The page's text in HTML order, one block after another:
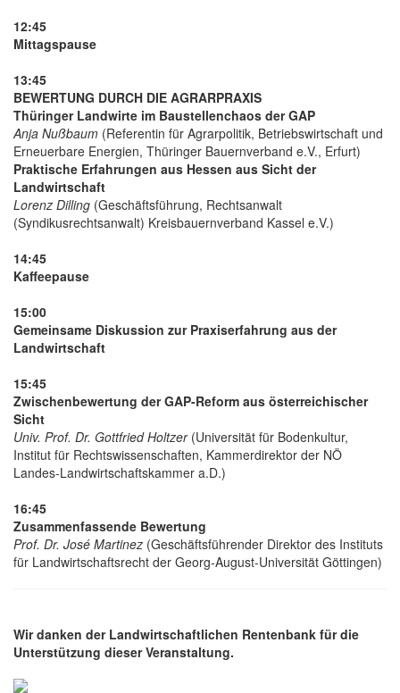
12:45
Mittagspause
13:45
BEWERTUNG DURCH DIE AGRARPRAXIS
Thüringer Landwirte im Baustellenchaos der GAP
Anja Nußbaum (Referentin für Agrarpolitik, Betriebswirtschaft und
Erneuerbare Energien, Thüringer Bauernverband e.V., Erfurt)
Praktische Erfahrungen aus Hessen aus Sicht der
Landwirtschaft
Lorenz Dilling (Geschäftsführung, Rechtsanwalt
(Syndikusrechtsanwalt) Kreisbauernverband Kassel e.V.)
14:45
Kaffeepause
15:00
Gemeinsame Diskussion zur Praxiserfahrung aus der
Landwirtschaft
15:45
Zwischenbewertung der GAP-Reform aus österreichischer
Sicht
Univ. Prof. Dr. Gottfried Holtzer(Universität für Bodenkultur,
Institut für Rechtswissenschaften, Kammerdirektor der NÖ
Landes-Landwirtschaftskammer a.D.)
16:45
Zusammenfassende Bewertung
Prof. Dr. José Martinez (Geschäftsführender Direktor des Instituts
für Landwirtschaftsrecht der Georg-August-Universität Göttingen)
Wir danken der Landwirtschaftlichen Rentenbank für die
Unterstützung dieser Veranstaltung.